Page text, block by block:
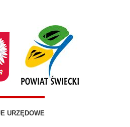
URZĘDOWE